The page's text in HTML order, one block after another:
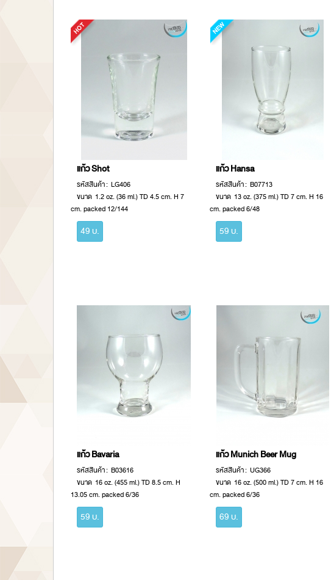
แก้ว Shot
รหัสสินค้า : LG406
ขนาด 1.2 oz. (36 ml.) TD 4.5 cm. H 7
cm. packed 12/144
49 บ.
แก้ว Hansa
รหัสสินค้า : B07713
ขนาด 13 oz. (375 ml.) TD 7 cm. H 16
cm. packed 6/48
59 บ.
แก้ว Bavaria
รหัสสินค้า : B03616
ขนาด 16 oz. (455 ml.) TD 8.5 cm. H
13.05 cm. packed 6/36
59 บ.
แก้ว Munich Beer Mug
รหัสสินค้า : UG366
ขนาด 16 oz. (500 ml.) TD 7 cm. H 16
cm. packed 6/36
69 บ.